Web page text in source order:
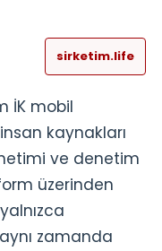
sirketim.life
İK mobil
kaynakları
ve denetim
üzerinden
zamanda